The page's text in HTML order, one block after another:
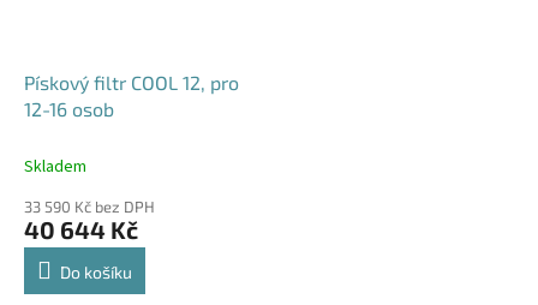
Pískový filtr COOL 12, pro
12-16 osob
Skladem
33 590 Kč bez DPH
40 644 Kč
Do košíku